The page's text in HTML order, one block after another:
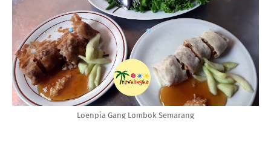
Loenpia Gang Lombok Semarang